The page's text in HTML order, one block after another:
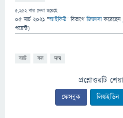
5,252বার দেখা হয়েছে
05 মার্চ 2021 "আইকিউ" বিভাগে জিজ্ঞাসাকরেছেন
পয়েন্ট)
ব্যাট বল দাম
প্রশ্নোত্তরটি
ফেসবুক লিঙ্কইডিন